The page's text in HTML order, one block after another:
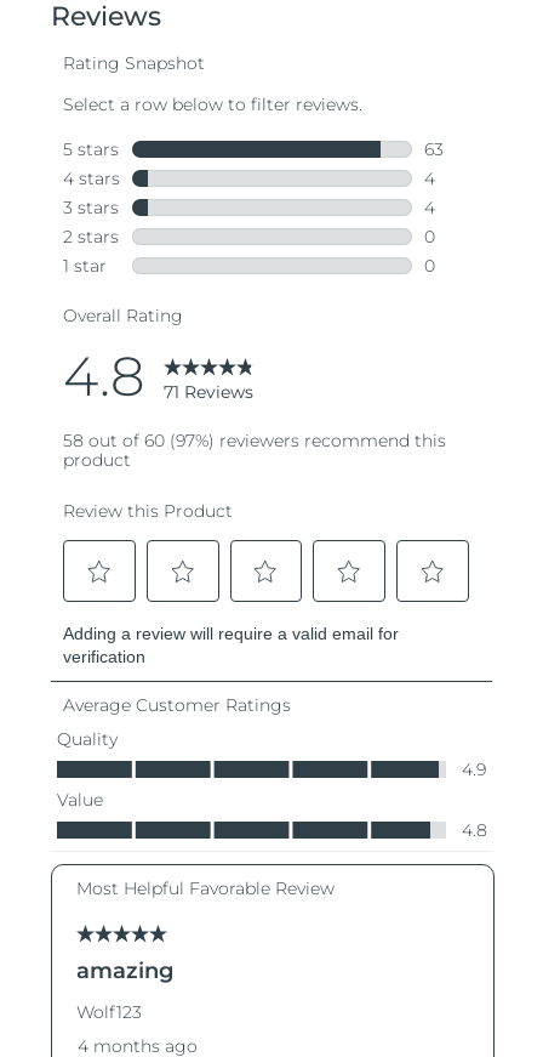
stars,
average
value.
Same
page
link.